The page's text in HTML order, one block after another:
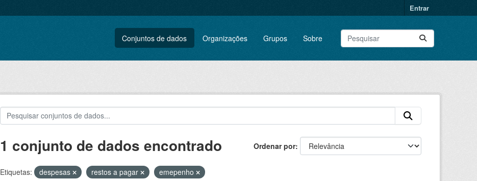
Entrar
Conjuntos de dados Organizações Grupos Sobre
Ordenar por
1 conjunto de dados encontrado
Etiquetas: despesas restos a pagar
emepenho